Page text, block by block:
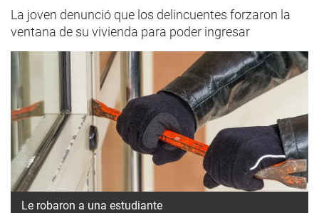
La joven denunció que los delincuentes forzaron la
ventana de su vivienda para poder ingresar
Le robaron a una estudiante